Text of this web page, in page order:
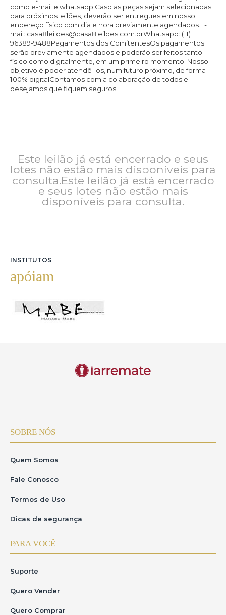
Este leilão já está encerrado e seus
lotes não estão mais disponíveis para
consulta.Este leilão já está encerrado
e seus lotes não estão mais
disponíveis para consulta.
INSTITUTOS
apóiam
SOBRE NÓS
Quem Somos
Fale Conosco
Termos de Uso
Dicas de segurança
PARA VOCÊ
Suporte
Quero Vender
Quero Comprar